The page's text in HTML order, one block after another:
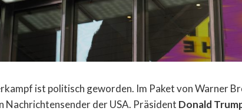
ist politisch geworden. Im Paket von Warner
Nachrichtensender der USA. Präsident Donald